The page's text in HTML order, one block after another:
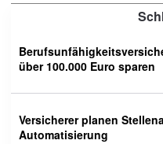
über 100.000 Euro sparen
Versicherer planen
Automatisierung